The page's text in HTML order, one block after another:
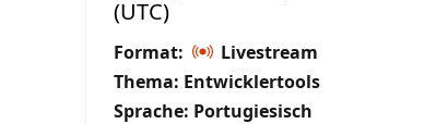
(UTC)
Format:
Livestream
Thema: Entwicklertools
Sprache: Portugiesisch